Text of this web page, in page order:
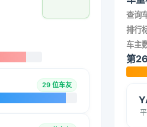
29 位车友
查询
排行
车主
第